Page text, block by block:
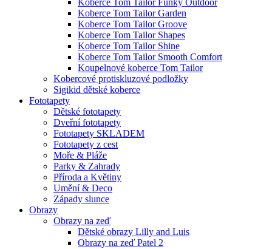
Koberce Tom Tailor Garden
Koberce Tom Tailor Groove
Koberce Tom Tailor Shapes
Koberce Tom Tailor Shine
Koberce Tom Tailor Smooth Comfort
Koupelnové koberce Tom Tailor
Kobercové protiskluzové podložky
Sigikid dětské koberce
Fototapety
Dětské fototapety
Dveřní fototapety
Fototapety SKLADEM
Fototapety z cest
Moře & Pláže
Parky & Zahrady
Příroda a Květiny
Umění & Deco
Západy slunce
Obrazy
Obrazy na zeď
Dětské obrazy Lilly and Luis
Obrazy na zeď Patel 2